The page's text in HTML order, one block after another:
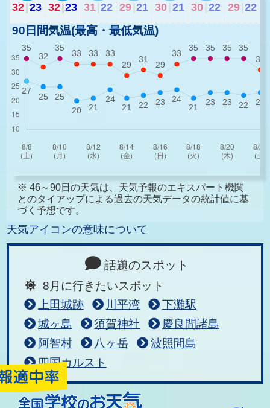
32|23 32|23 31 22 29 21 30 21 30 22 29 22
90日間気温(最高・最低気温)
※ 46～90日の天気は、天気予報のエキスパート機関
とのタイアップによる過去の天気データの統計値に基
づく予想です。
天気アイコンの意味について
話題のスポット
8月に行きたいスポット
上田城跡
川平湾
下灘駅
城ヶ島
須賀神社
慶良間諸島
阿智村
八ヶ岳
波照間島
四国カルスト